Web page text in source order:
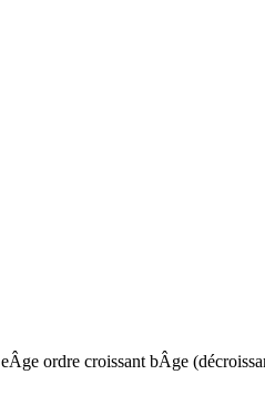
eÂge ordre croissant bÂge